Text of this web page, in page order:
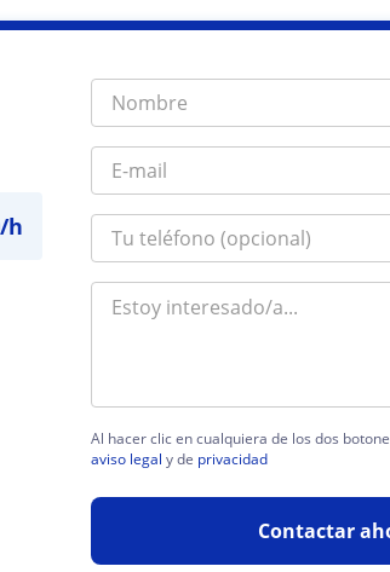
/h
Al hacer clic en cualquiera de los dos
aviso legal y de privacidad
Contactar